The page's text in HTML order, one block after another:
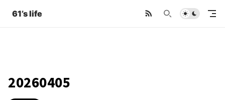
61’s life
20260405